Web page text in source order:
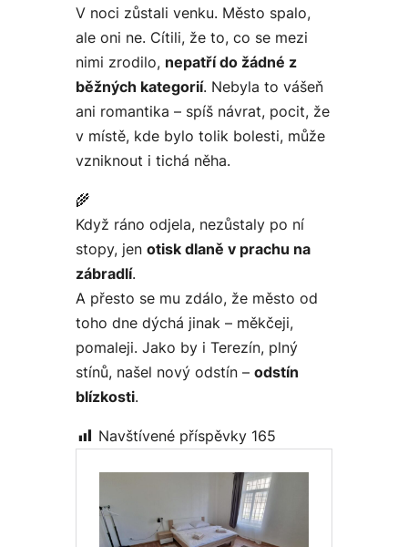
V noci zůstali venku. Město spalo,
ale oni ne. Cítili, že to, co se mezi
nimi zrodilo, nepatří do žádné z
běžných kategorií. Nebyla to vášeň
ani romantika – spíš návrat, pocit, že
v místě, kde bylo tolik bolesti, může
vzniknout i tichá něha.
🌾
Když ráno odjela, nezůstaly po ní
stopy, jen otisk dlaně v prachu na
zábradlí.
A přesto se mu zdálo, že město od
toho dne dýchá jinak – měkčeji,
pomaleji. Jako by i Terezín, plný
stínů, našel nový odstín – odstín
blízkosti.
Navštívené příspěvky 165